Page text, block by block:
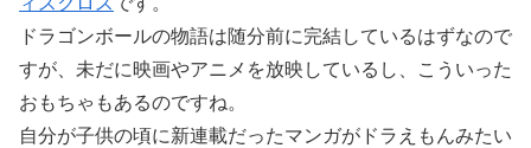
ドラゴンボールの物語は随分前に完結しているはずなので
すが、未だに映画やアニメを放映しているし、こういった
おもちゃもあるのですね。
自分が子供の頃に新連載だったマンガがドラえもんみたい